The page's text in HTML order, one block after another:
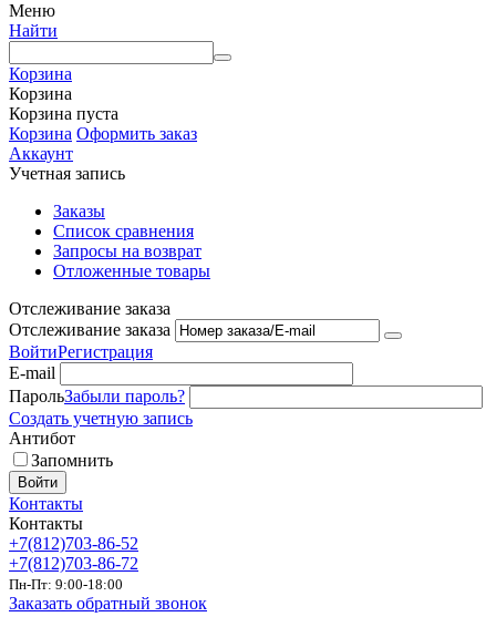
Меню
Найти
Корзина
Корзина
Корзина пуста
Корзина Оформить заказ
Аккаунт
Учетная запись
Заказы
Список сравнения
Запросы на возврат
Отложенные товары
Отслеживание заказа
Отслеживание заказа
ВойтиРегистрация
E-mail
ПарольЗабыли пароль?
Создать учетную запись
Антибот
Запомнить
Войти
Контакты
Контакты
+7(812)703-86-52
+7(812)703-86-72
Пн-Пт: 9:00-18:00
Заказать обратный звонок